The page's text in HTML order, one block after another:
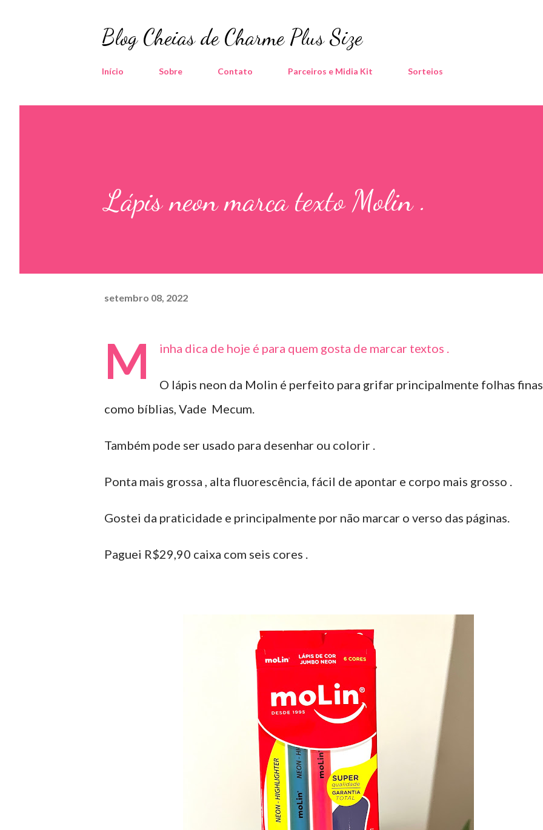
Blog Cheias de Charme Plus Size
Início Sobre Contato Parceiros e Midia Kit Sorteios
Lápis neon marca texto Molin .
setembro 08, 2022
M inha dica de hoje é para quem gosta de marcar textos .
O lápis neon da Molin é perfeito para grifar principalmente folhas finas
como bíblias, Vade Mecum.
Também pode ser usado para desenhar ou colorir .
Ponta mais grossa , alta fluorescência, fácil de apontar e corpo mais grosso .
Gostei da praticidade e principalmente por não marcar o verso das páginas.
Paguei R$29,90 caixa com seis cores .